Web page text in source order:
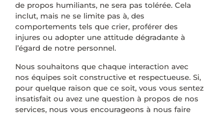
de propos humiliants, ne sera pas tolérée. Cela
inclut, mais ne se limite pas à, des
comportements tels que crier, proférer des
injures ou adopter une attitude dégradante à
l’égard de notre personnel.
Nous souhaitons que chaque interaction avec
nos équipes soit constructive et respectueuse. Si,
pour quelque raison que ce soit, vous vous sentez
insatisfait ou avez une question à propos de nos
services, nous vous encourageons à nous faire